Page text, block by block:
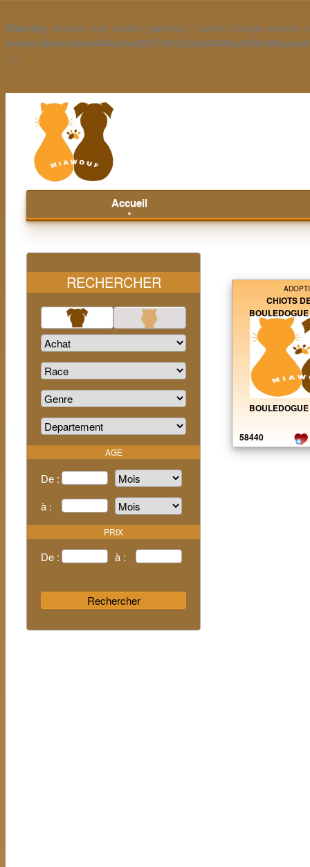
Warning: session_set_cookie_params(): Cannot change session
/home/clients/5ea4444ca1ed3217c913c3e434442a18/lib/
////
Accueil
RECHERCHER
Chien Chat
AGE
De :
à :
PRIX
De : à :
CHIOTS
58440